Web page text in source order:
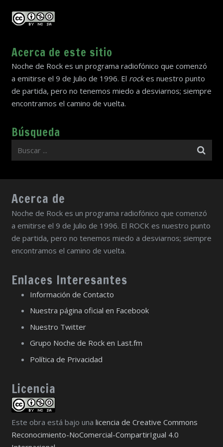
Acerca de este sitio
Noche de Rock es un programa radiofónico que comenzó
a emitirse el 9 de Julio de 1996. El rockes nuestro punto
de partida, pero no tenemos miedo a desviarnos; siempre
encontramos el camino de vuelta.
Búsqueda
Acerca de
Noche de Rock es un programa radiofónico que comenzó
a emitirse el 9 de Julio de 1996. El ROCK es nuestro punto
de partida, pero no tenemos miedo a desviarnos; siempre
encontramos el camino de vuelta.
Enlaces Interesantes
Información de Contacto
Nuestra página oficial en Facebook
Nuestro Twitter
Grupo Noche de Rock en Last.fm
Política de Privacidad
Licencia
Este obra está bajo una licencia de Creative Commons
Reconocimiento-NoComercial-CompartirIgual 4.0